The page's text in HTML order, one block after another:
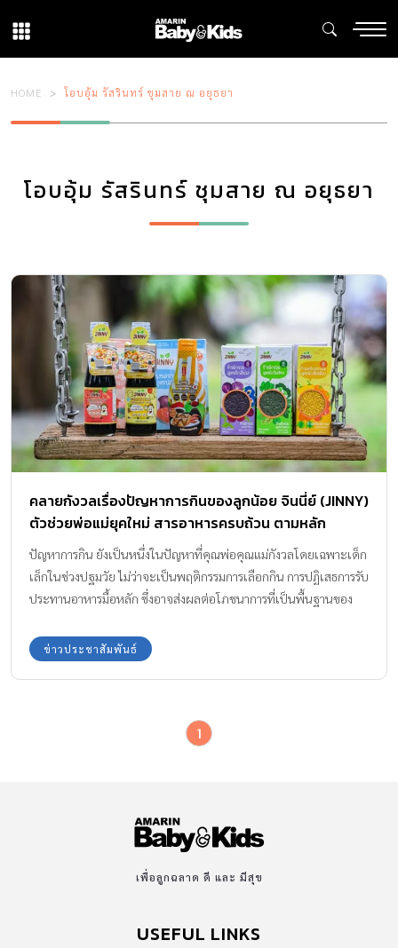
HOME โอบอุ้ม รัสรินทร์ ชุมสาย ณ อยุธยา
โอบอุ้ม รัสรินทร์ ชุมสาย ณ อยุธยา
คลายกังวลเรื่องปัญหาการกินของลูกน้อย จินนี่ย์ (JINNY)
ตัวช่วยพ่อแม่ยุคใหม่ สารอาหารครบถ้วน ตามหลัก
โภชนาการ
ปัญหาการกิน ยังเป็นหนึ่งในปัญหาที่คุณพ่อคุณแม่กังวลโดยเฉพาะเด็ก
เล็กในช่วงปฐมวัย ไม่ว่าจะเป็นพฤติกรรมการเลือกกิน การปฏิเสธการรับ
ประทานอาหารมื้อหลัก ซึ่งอาจส่งผลต่อโภชนาการที่เป็นพื้นฐานของ
ดังนั้นหลายบ้านจึงมีกลเม็ดเคล็ดไม่ลับแตกต่างกันไปในการช่วยให้ลูก
น้อยรับประทานอาหารมากขึ้น ด้วยการรังสรรค์เมนูอาหารใหม่ ๆ ปรุง
ให้การปรุงอาหารเป็นเรื่องง่าย มั่นใจยิ่งขึ้นด้วยขั้นตอนการผลิตจาก
บริษัท เอ็ม.เอส.กรุ๊ป จำกัด กล่าวว่า “ในวันที่ลูกสาว ‘น้องไอย’ เริ่มมี
พฤติกรรมเลือกรับประทานอาหารและทานยากในแต่ละมื้อ ผมลองหา
ทำผลิตภัณฑ์เพื่อเป็นตัวช่วยให้ลูกทานอาหารง่ายขึ้นและครบถ้วนด้วย
ครอบครัว คิดค้นและพัฒนาเป็นอาหารที่เหมาะสมสำหรับเด็กตามช่วง
ข่าวประชาสัมพันธ์
1
เพื่อลูกฉลาด ดี และ มีสุข
USEFUL LINKS